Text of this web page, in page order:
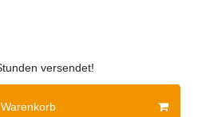
versendet!